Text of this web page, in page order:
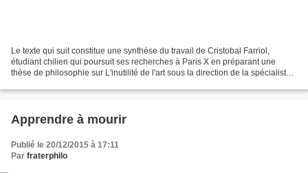
Le texte qui suit constitue une synthèse du travail de Cristobal Farriol,
étudiant chilien qui poursuit ses recherches à Paris X en préparant une
thèse de philosophie sur L'inutilité de l'art sous la direction de la spécialiste
Apprendre à mourir
Publié le 20/12/2015 à 17:11
Par fraterphilo